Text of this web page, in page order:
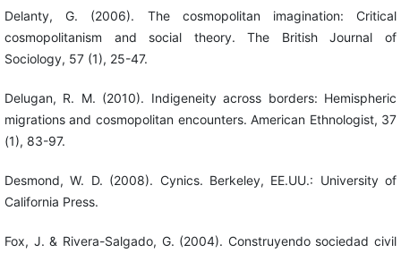
Delanty, G. (2006). The cosmopolitan imagination: Critical
cosmopolitanism and social theory. The British Journal of
Sociology, 57 (1), 25-47.
Delugan, R. M. (2010). Indigeneity across borders: Hemispheric
migrations and cosmopolitan encounters. American Ethnologist, 37
(1), 83-97.
Desmond, W. D. (2008). Cynics. Berkeley, EE.UU.: University of
California Press.
Fox, J. & Rivera-Salgado, G. (2004). Construyendo sociedad civil